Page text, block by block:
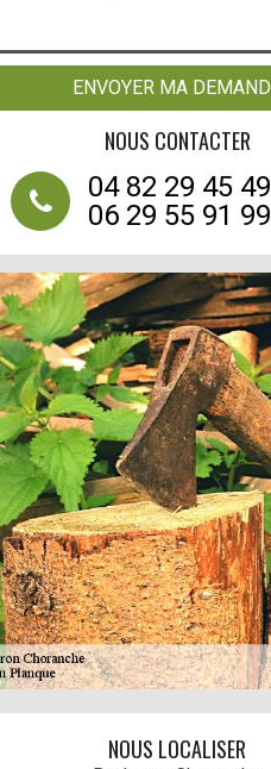
NOUS CONTACTER
04 82 29 45 49
06 29 55 91 99
NOUS LOCALISER